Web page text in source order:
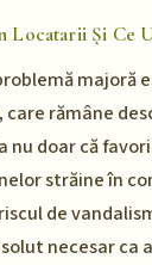
Locatarii Și Ce
majoră
rămâne
nu doar că
străine în
de
necesar ca